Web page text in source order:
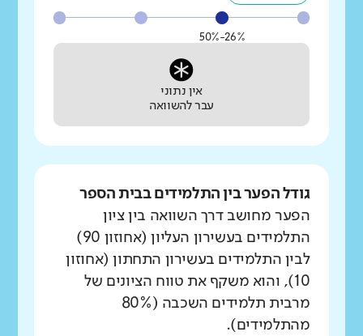
26%-50%
אין נתוני
עבר להשוואה
גודל הפער בין התלמידים בבית הספר
הפער מחושב דרך השוואה בין ציון
התלמידים בעשירון העליון (אחוזון 90)
לבין התלמידים בעשירון התחתון (אחוזון
10), והוא משקף את טווח הציונים של
מרבית תלמידים השכבה (80%
מהתלמידים).